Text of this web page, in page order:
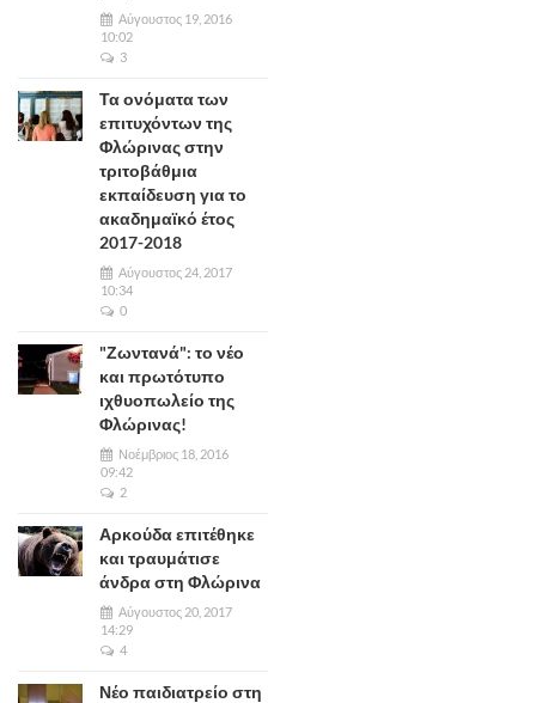
Αύγουστος 19, 2016
10:02
3
Τα ονόματα των
επιτυχόντων της
Φλώρινας στην
τριτοβάθμια
εκπαίδευση για το
ακαδημαϊκό έτος
2017-2018
Αύγουστος 24, 2017
10:34
0
"Ζωντανά": το νέο
και πρωτότυπο
ιχθυοπωλείο της
Φλώρινας!
Νοέμβριος 18, 2016
09:42
2
Αρκούδα επιτέθηκε
και τραυμάτισε
άνδρα στη Φλώρινα
Αύγουστος 20, 2017
14:29
4
Νέο παιδιατρείο στη